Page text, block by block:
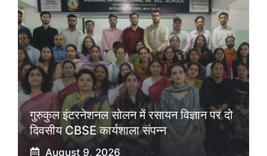
गुरुकुल इंटरनेशनल सोलन में रसायन विज्ञान पर दो
दिवसीय CBSE कार्यशाला संपन्न
August 9, 2026